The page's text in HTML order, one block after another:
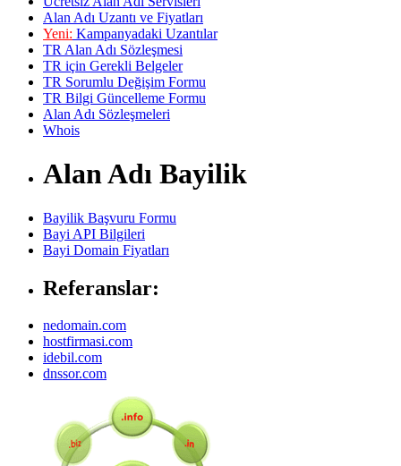
Alan Adı Uzantı ve Fiyatları
Yeni: Kampanyadaki Uzantılar
TR Alan Adı Sözleşmesi
TR için Gerekli Belgeler
TR Sorumlu Değişim Formu
TR Bilgi Güncelleme Formu
Alan Adı Sözleşmeleri
Whois
Alan Adı Bayilik
Bayilik Başvuru Formu
Bayi API Bilgileri
Bayi Domain Fiyatları
Referanslar:
nedomain.com
hostfirmasi.com
idebil.com
dnssor.com